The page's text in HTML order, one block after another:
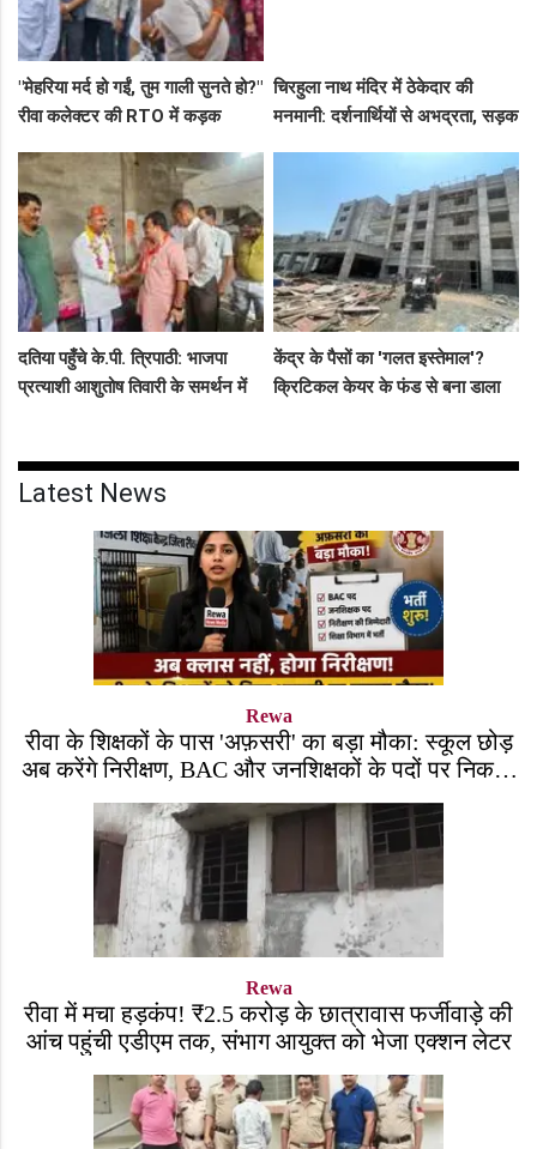
"मेहरिया मर्द हो गईं, तुम गाली सुनते हो?"
रीवा कलेक्टर की RTO में कड़क
चिरहुला नाथ मंदिर में ठेकेदार की
मनमानी: दर्शनार्थियों से अभद्रता, सड़क
दतिया पहुँचे के.पी. त्रिपाठी: भाजपा
प्रत्याशी आशुतोष तिवारी के समर्थन में
केंद्र के पैसों का 'गलत इस्तेमाल'?
क्रिटिकल केयर के फंड से बना डाला
Latest News
Rewa
रीवा के शिक्षकों के पास 'अफ़सरी' का बड़ा मौका: स्कूल छोड़
अब करेंगे निरीक्षण, BAC और जनशिक्षकों के पदों पर निकली
भर्ती!
Rewa
रीवा में मचा हड़कंप! ₹2.5 करोड़ के छात्रावास फर्जीवाड़े की
आंच पहुंची एडीएम तक, संभाग आयुक्त को भेजा एक्शन लेटर